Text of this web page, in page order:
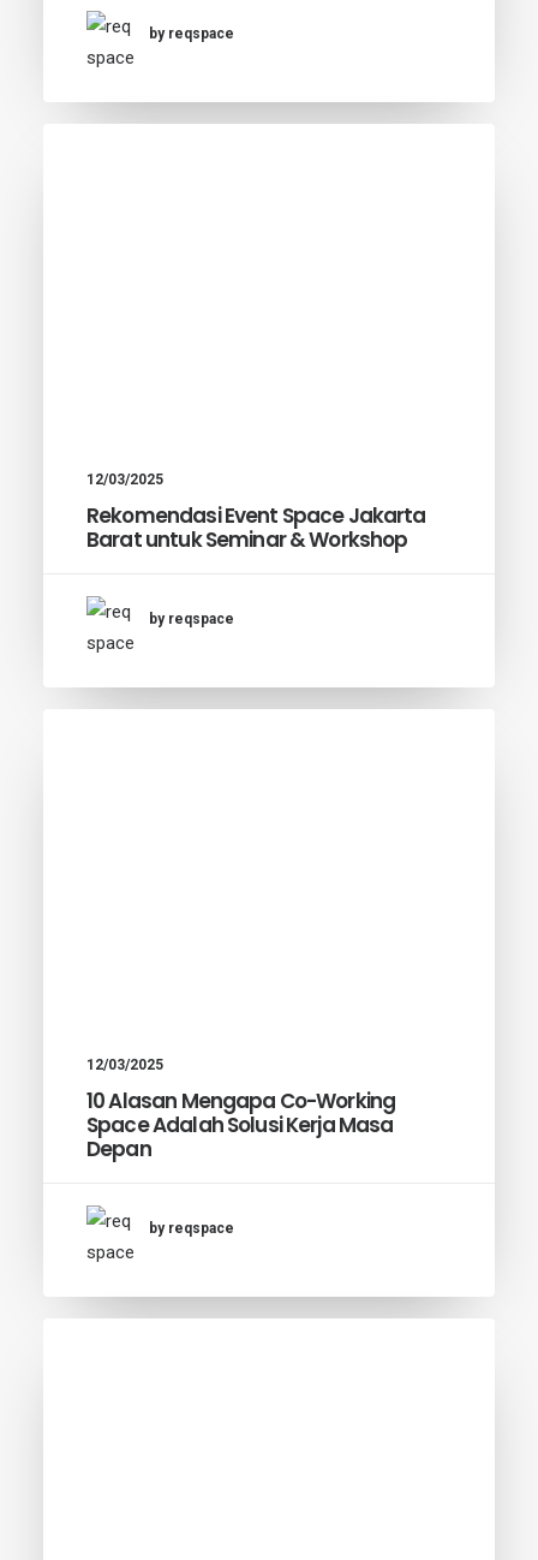
by reqspace
12/03/2025
Rekomendasi Event Space Jakarta
Barat untuk Seminar & Workshop
by reqspace
12/03/2025
10 Alasan Mengapa Co-Working
Space Adalah Solusi Kerja Masa
Depan
by reqspace